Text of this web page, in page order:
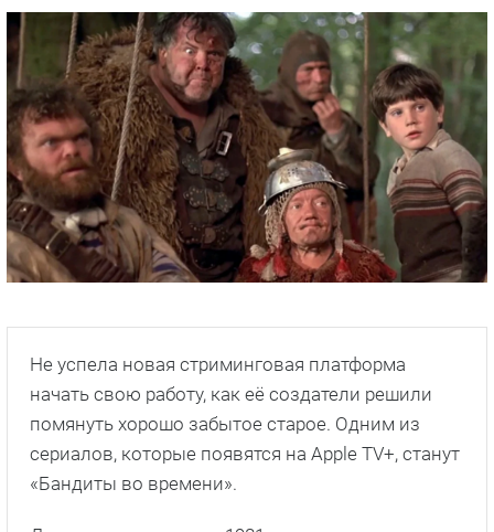
Не успела новая стриминговая платформа
начать свою работу, как её создатели решили
помянуть хорошо забытое старое. Одним из
сериалов, которые появятся на Apple TV+, станут
«Бандиты во времени».